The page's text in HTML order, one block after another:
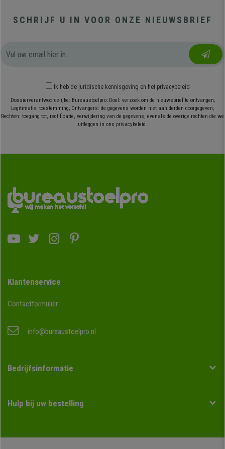
SCHRIJF U IN VOOR ONZE NIEUWSBRIEF
Ik heb de juridische kennisgeving en het privacybeleid
Dossierverantwoordelijke: Bureaustoelpro; Doel: verzoek om de nieuwsbrief te ontvangen;
Legitimatie: toestemming; Ontvangers: de gegevens worden niet aan derden doorgegeven;
Rechten: toegang tot, rectificatie, verwijdering van de gegevens, evenals de overige rechten die we
uitleggen in ons privacybeleid.
Klantenservice
Contactformulier
info@bureaustoelpro.nl
Bedrijfsinformatie
Hulp bij uw bestelling